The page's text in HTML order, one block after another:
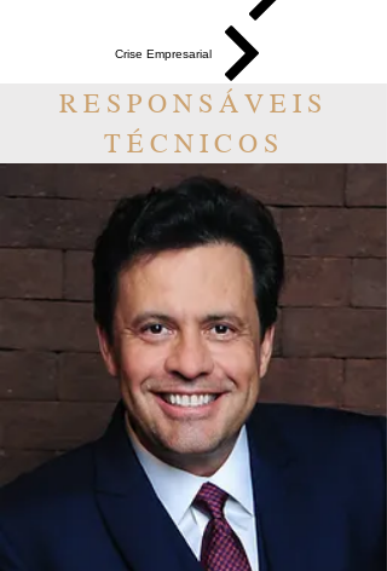
Crise Empresarial
RESPONSÁVEIS
TÉCNICOS